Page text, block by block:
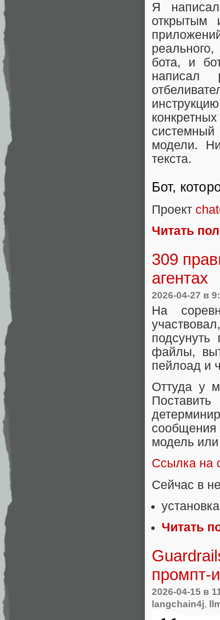
Я
открытым
бота, и
написал
модели.
текста.
Бот,
Проект
Читать
309
агентах
2026-04-27 в
На
подсунуть
файлы,
пейлоад и
Оттуда у
сообщения
модель
Ссылка на
Сейчас в
Читать
2026-04-15 в
langchain4j,